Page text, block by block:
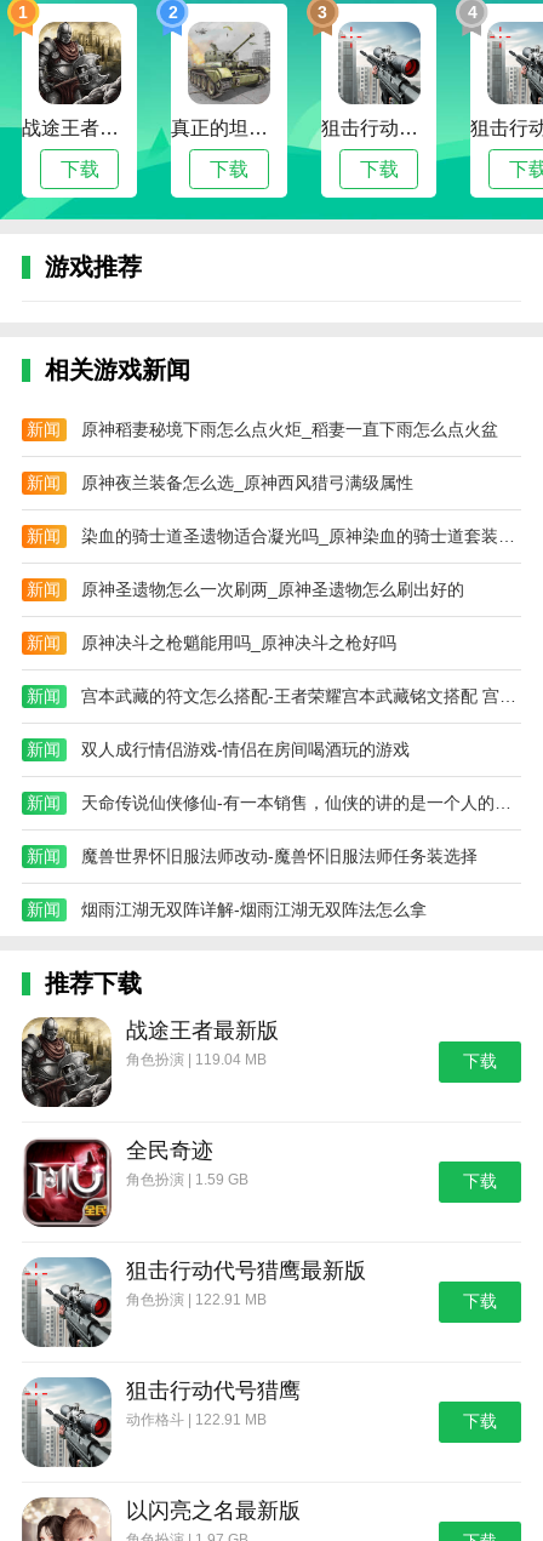
最新版本:2024年7月3日更新v5.34.1。
1.优化视频号微课
2.优化学习小组功能
3.修复了Android 14的平板无法横向观看视频的bug。
1
战途王者最新版
下载
2
真正的坦克大战
下载
3
狙击行动代号猎鹰
下载
4
下
游戏推荐
相关游戏新闻
新闻 原神稻妻秘境下雨怎么点火炬_稻妻一直下雨怎么点火盆
新闻 原神夜兰装备怎么选_原神西风猎弓满级属性
新闻 染血的骑士道圣遗物适合凝光吗_原神染血的骑士道套装适合谁
新闻 原神圣遗物怎么一次刷两_原神圣遗物怎么刷出好的
新闻 原神决斗之枪魈能用吗_原神决斗之枪好吗
新闻 宫本武藏的符文怎么搭配-王者荣耀宫本武藏铭文搭配 宫本武藏用什么
新闻 双人成行情侣游戏-情侣在房间喝酒玩的游戏
新闻
新闻 魔兽世界怀旧服法师改动-魔兽怀旧服法师任务装选择
新闻 烟雨江湖无双阵详解-烟雨江湖无双阵法怎么拿
推荐下载
战途王者最新版
角色扮演 | 119.04 MB 下载
全民奇迹
角色扮演 | 1.59 GB 下载
狙击行动代号猎鹰最新版
角色扮演 | 122.91 MB 下载
狙击行动代号猎鹰
动作格斗 | 122.91 MB 下载
以闪亮之名最新版